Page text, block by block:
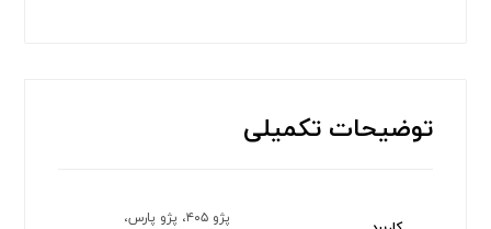
توضیحات تکمیلی
پژو ۴۰۵، پژو پارس،